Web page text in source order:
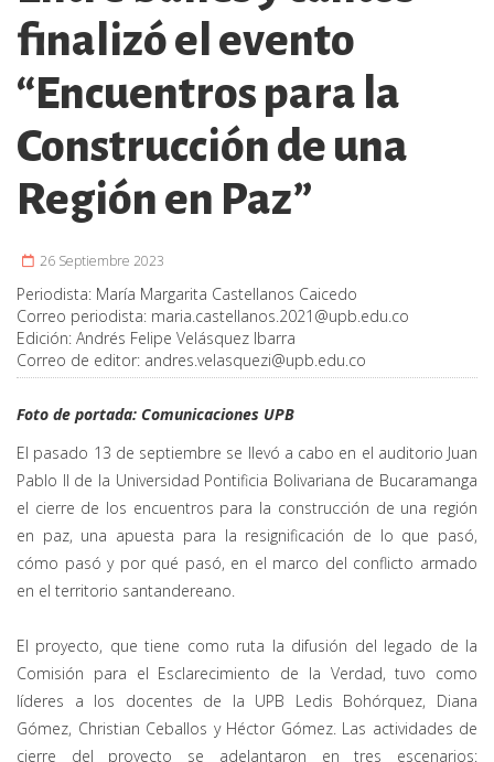
finalizó el evento
“Encuentros para la
Construcción de una
Región en Paz”
26 Septiembre 2023
Periodista: María Margarita Castellanos Caicedo
Correo periodista: maria.castellanos.2021@upb.edu.co
Edición: Andrés Felipe Velásquez Ibarra
Correo de editor: andres.velasquezi@upb.edu.co
Foto de portada: Comunicaciones UPB
El pasado 13 de septiembre se llevó a cabo en el auditorio Juan
Pablo II de la Universidad Pontificia Bolivariana de Bucaramanga
el cierre de los encuentros para la construcción de una región
en paz, una apuesta para la resignificación de lo que pasó,
cómo pasó y por qué pasó, en el marco del conflicto armado
en el territorio santandereano.
El proyecto, que tiene como ruta la difusión del legado de la
Comisión para el Esclarecimiento de la Verdad, tuvo como
líderes a los docentes de la UPB Ledis Bohórquez, Diana
Gómez, Christian Ceballos y Héctor Gómez. Las actividades de
cierre del proyecto se adelantaron en tres escenarios: